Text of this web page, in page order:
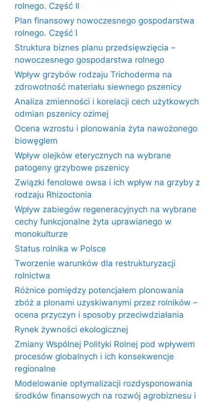
rolnego. Część II
Plan finansowy nowoczesnego gospodarstwa
rolnego. Część I
Struktura biznes planu przedsięwzięcia –
nowoczesnego gospodarstwa rolnego
Wpływ grzybów rodzaju Trichoderma na
zdrowotność materiału siewnego pszenicy
Analiza zmienności i korelacji cech użytkowych
odmian pszenicy ozimej
Ocena wzrostu i plonowania żyta nawożonego
biowęglem
Wpływ olejków eterycznych na wybrane
patogeny grzybowe pszenicy
Związki fenolowe owsa i ich wpływ na grzyby z
rodzaju Rhizoctonia
Wpływ zabiegów regeneracyjnych na wybrane
cechy funkcjonalne żyta uprawianego w
monokulturze
Status rolnika w Polsce
Tworzenie warunków dla restrukturyzacji
rolnictwa
Różnice pomiędzy potencjałem plonowania
zbóż a plonami uzyskiwanymi przez rolników –
ocena przyczyn i sposoby przeciwdziałania
Rynek żywności ekologicznej
Zmiany Wspólnej Polityki Rolnej pod wpływem
procesów globalnych i ich konsekwencje
regionalne
Modelowanie optymalizacji rozdysponowania
środków finansowych na rozwój agrobiznesu i